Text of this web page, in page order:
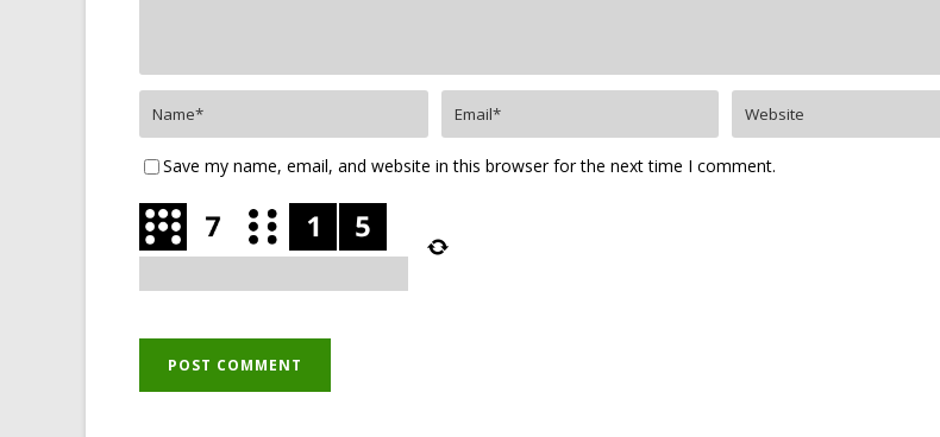
Save my name, email, and website in this browser for the next time I comment.